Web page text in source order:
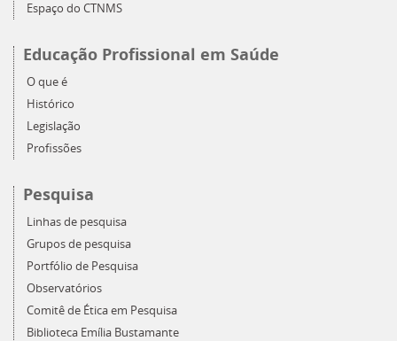
Espaço do CTNMS
Educação Profissional em Saúde
O que é
Histórico
Legislação
Profissões
Pesquisa
Linhas de pesquisa
Grupos de pesquisa
Portfólio de Pesquisa
Observatórios
Comitê de Ética em Pesquisa
Biblioteca Emília Bustamante